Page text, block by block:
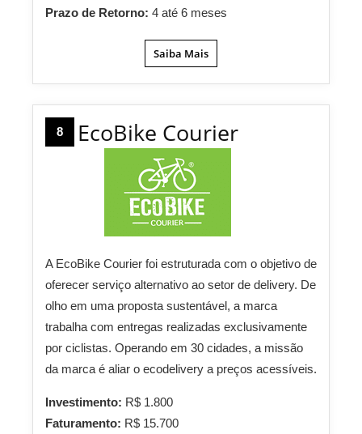
Prazo de Retorno: 4 até 6 meses
Saiba Mais
8 EcoBike Courier
A EcoBike Courier foi estruturada com o objetivo de
oferecer serviço alternativo ao setor de delivery. De
olho em uma proposta sustentável, a marca
trabalha com entregas realizadas exclusivamente
por ciclistas. Operando em 30 cidades, a missão
da marca é aliar o ecodelivery a preços acessíveis.
Investimento: R$ 1.800
Faturamento: R$ 15.700